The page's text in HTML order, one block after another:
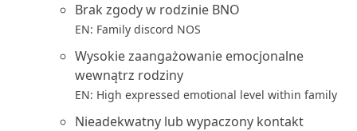
Brak zgody w rodzinie BNO
EN: Family discord NOS
Wysokie zaangażowanie emocjonalne
wewnątrz rodziny
EN: High expressed emotional level within family
Nieadekwatny lub wypaczony kontakt